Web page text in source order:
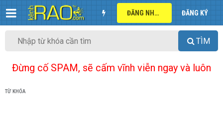
ĐĂNG NHẬP ĐĂNG KÝ
TÌM
Đừng cố SPAM, sẽ cấm vĩnh viễn ngay và luôn
TỪ KHÓA